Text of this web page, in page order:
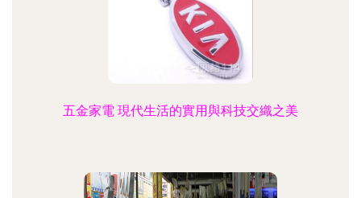
五金家電 現代生活的實用與科技交織之美